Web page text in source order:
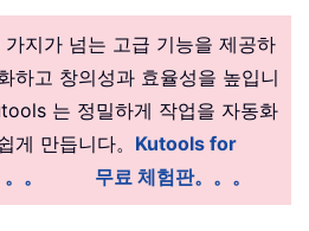
지가 넘는 고급 기능을 제공하
하고 창의성과 효율성을 높입니
는 정밀하게 작업을 자동화
게 만듭니다。 Kutools for
。
무료 체험판。。。